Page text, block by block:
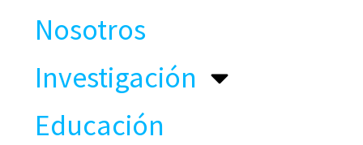
Nosotros
Investigación
Educación